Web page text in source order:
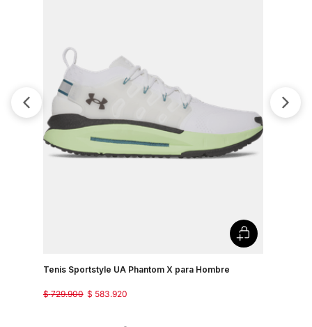
Tenis Sportstyle UA Phantom X para Hombre
$ 583.920
$ 729.900